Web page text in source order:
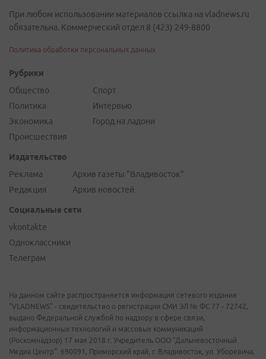
При любом использовании материалов ссылка на vladnews.ru
обязательна. Коммерческий отдел 8 (423) 249-8800
Политика обработки персональных данных
Рубрики
Общество
Политика
Экономика
Происшествия
Спорт
Интервью
Город на ладони
Издательство
Реклама
Редакция
Архив газеты "Владивосток"
Архив новостей
Социальные сети
vkontakte
Одноклассники
Телеграм
На данном сайте распространяется информация сетевого издания
"VLADNEWS" - свидетельство о регистрации СМИ ЭЛ № ФС 77 - 72742,
выдано Федеральной службой по надзору в сфере связи,
информационных технологий и массовых коммуникаций
(Роскомнадзор) 17 мая 2018 г. Учредитель ООО "Дальневосточный
Медиа Центр". 690091, Приморский край, г. Владивосток, ул. Уборевича,